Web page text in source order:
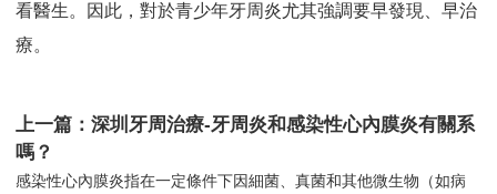
看醫生。因此，對於青少年牙周炎尤其強調要早發現、早治
療。
上一篇：深圳牙周治療-牙周炎和感染性心內膜炎有關系
嗎？
感染性心內膜炎指在一定條件下因細菌、真菌和其他微生物（如病